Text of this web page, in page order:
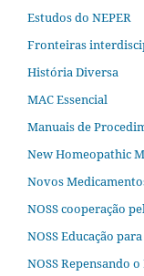
Estudos do NEPER
Fronteiras
História Diversa
MAC Essencial
Manuais de
New Homeopathic
Novos
NOSS cooperação
NOSS Educação
NOSS Repensando